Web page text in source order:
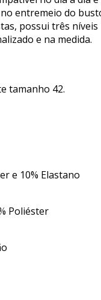
entremeio do
possui três
e na medida.
tamanho 42.
e 10% Elastano
Poliéster